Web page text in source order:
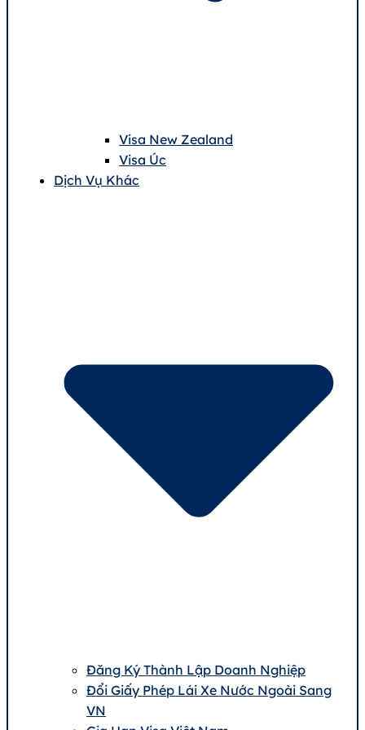
Visa New Zealand
Visa Úc
Dịch Vụ Khác
Đăng Ký Thành Lập Doanh Nghiệp
Đổi Giấy Phép Lái Xe Nước Ngoài Sang
VN